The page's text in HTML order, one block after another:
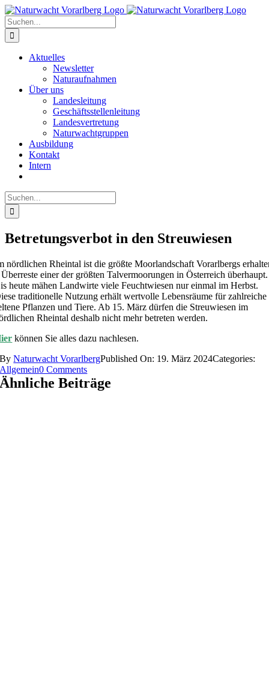
Zum
Inhalt
springen
Suche
nach:
Aktuelles
Newsletter
Naturaufnahmen
Über uns
Landesleitung
Geschäftsstellenleitung
Landesvertretung
Naturwachtgruppen
Ausbildung
Kontakt
Intern
Suche
nach:
Betretungsverbot in den Streuwiesen
nördlichen Rheintal ist die größte Moorlandschaft Vorarlbergs
einer der größten Talvermoorungen in Österreich überhaupt.
heute mähen Landwirte viele Feuchtwiesen nur einmal im Herbst.
traditionelle Nutzung erhält wertvolle Lebensräume für zahlreiche
Pflanzen und Tiere. Ab 15. März dürfen die Streuwiesen im
Rheintal deshalb nicht mehr betreten werden.
können Sie alles dazu nachlesen.
ByNaturwacht VorarlbergPublished On: 19. März 2024Categories:
Allgemein0 Commentson
Betretungsverbot
in
Ähnliche Beiträge